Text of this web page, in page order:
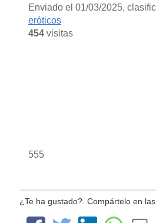
Enviado el 01/03/2025,
eróticos
454visitas
555
¿Te ha gustado?. Compártelo en